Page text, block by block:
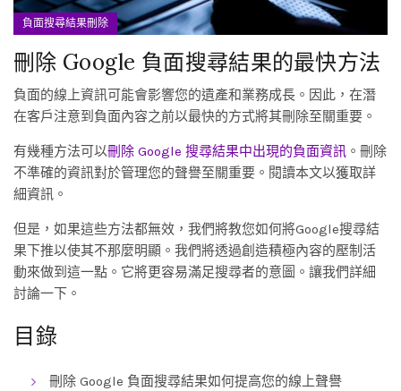
負面搜尋結果刪除
刪除 Google 負面搜尋結果的最快方法
負面的線上資訊可能會影響您的遺產和業務成長。因此，在潛
在客戶注意到負面內容之前以最快的方式將其刪除至關重要。
有幾種方法可以刪除 Google 搜尋結果中出現的負面資訊 。刪除
不準確的資訊對於管理您的聲譽至關重要。閱讀本文以獲取詳
細資訊。
但是，如果這些方法都無效，我們將教您如何將Google搜尋結
果下推以使其不那麼明顯。我們將透過創造積極內容的壓制活
動來做到這一點。它將更容易滿足搜尋者的意圖。讓我們詳細
討論一下。
目錄
刪除 Google 負面搜尋結果如何提高您的線上聲譽